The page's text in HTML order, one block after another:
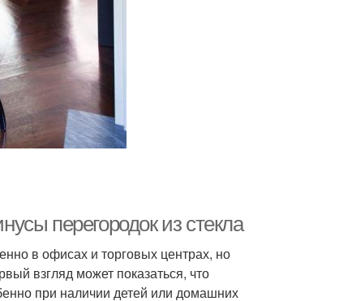
перегородок из стекла
в офисах и торговых центрах, но
взгляд может показаться, что
при наличии детей или домашних